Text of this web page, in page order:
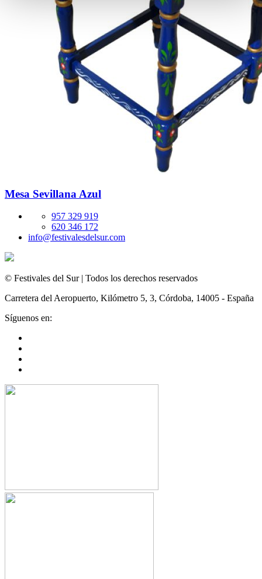
Mesa Sevillana Azul
957 329 919
620 346 172
info@festivalesdelsur.com
© Festivales del Sur | Todos los derechos reservados
Carretera del Aeropuerto, Kilómetro 5, 3, Córdoba, 14005 - España
Síguenos en: